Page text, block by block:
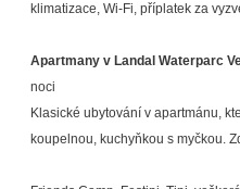
klimatizace, Wi-Fi, příplatek za
Apartmany v Landal Waterparc
noci
Klasické ubytování v apartmánu,
koupelnou, kuchyňkou s myčkou.